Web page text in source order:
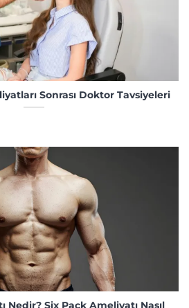
Sonrası Doktor Tavsiyeleri
Nedir? Six Pack Ameliyatı Nasıl